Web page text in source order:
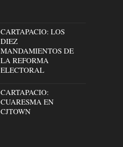
CARTAPACIO: LOS
DIEZ
MANDAMIENTOS DE
LA REFORMA
ELECTORAL
CARTAPACIO:
CUARESMA EN
CJTOWN